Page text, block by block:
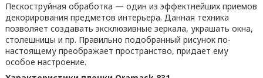
Пескоструйная обработка — один из эффектнейших приемов
декорирования предметов интерьера. Данная техника
позволяет создавать эксклюзивные зеркала, украшать окна,
столешницы и пр. Правильно подобранный рисунок по-
настоящему преображает пространство, придает ему
особое настроение.